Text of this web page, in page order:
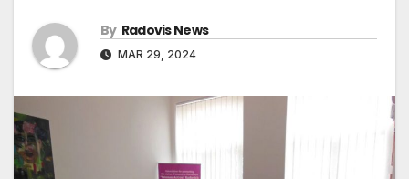
By Radovis News
MAR 29, 2024